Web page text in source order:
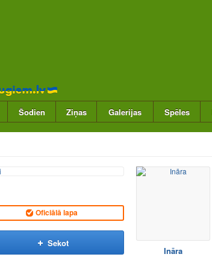
Šodien Ziņas Galerijas Spēles
Oficiālā lapa
Sekot
Ināra